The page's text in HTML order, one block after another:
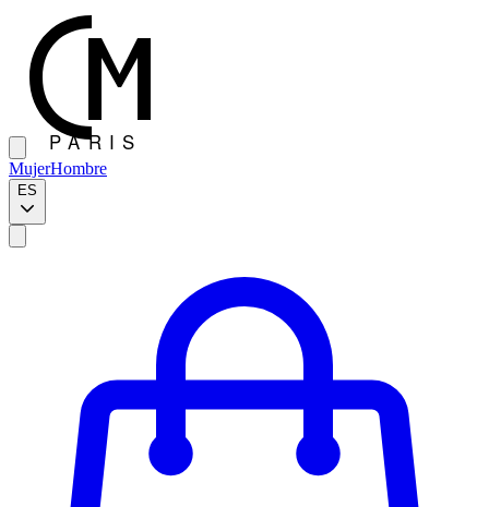
MujerHombre
ES